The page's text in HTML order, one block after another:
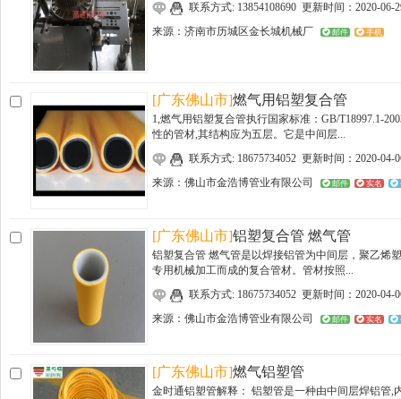
联系方式: 13854108690 更新时间：2020-06-
来源： 济南市历城区金长城机械厂 邮件 手机
[广东佛山市]燃气用铝塑复合管
1,燃气用铝塑复合管执行国家标准：GB/T18997.1-
性的管材,其结构应为五层。它是中间层...
联系方式: 18675734052 更新时间：2020-04-
来源： 佛山市金浩博管业有限公司 邮件 实名
[广东佛山市]铝塑复合管 燃气管
铝塑复合管 燃气管是以焊接铝管为中间层，聚乙烯
专用机械加工而成的复合管材。管材按照...
联系方式: 18675734052 更新时间：2020-04-
来源： 佛山市金浩博管业有限公司 邮件 实名
[广东佛山市]燃气铝塑管
金时通铝塑管解释： 铝塑管是一种由中间层焊铝管